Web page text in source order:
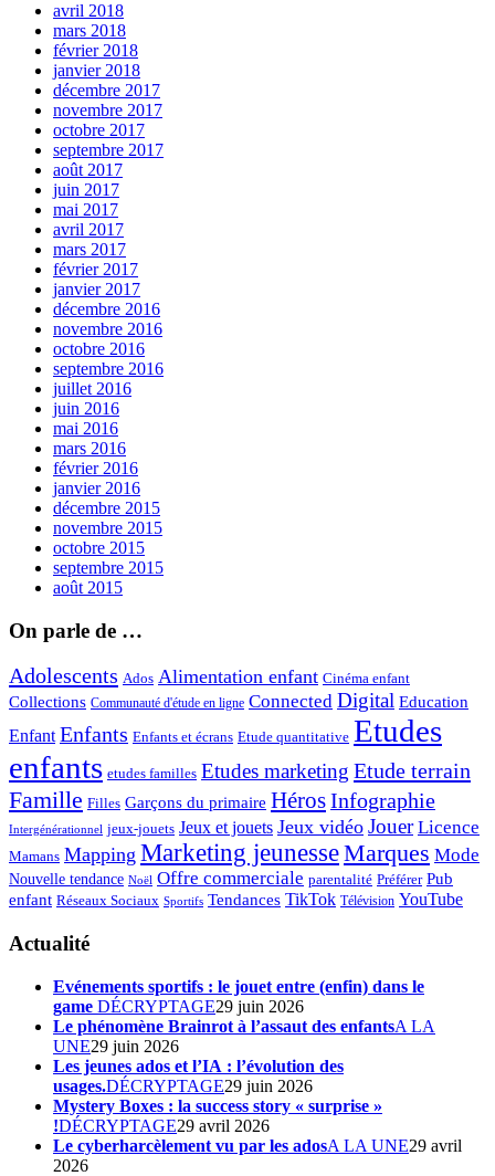
avril 2018
mars 2018
février 2018
janvier 2018
décembre 2017
novembre 2017
octobre 2017
septembre 2017
août 2017
juin 2017
mai 2017
avril 2017
mars 2017
février 2017
janvier 2017
décembre 2016
novembre 2016
octobre 2016
septembre 2016
juillet 2016
juin 2016
mai 2016
mars 2016
février 2016
janvier 2016
décembre 2015
novembre 2015
octobre 2015
septembre 2015
août 2015
On parle de …
Adolescents Ados Alimentation enfant Cinéma enfant
Collections Communauté d'étude en ligne Connected Digital Education
Enfant Enfants Enfants et écrans Etude quantitative Etudes
enfants etudes familles Etudes marketing Etude terrain
Famille Filles Garçons du primaire HérosInfographie
Intergénérationnel jeux-jouets Jeux et jouets Jeux vidéo Jouer Licence
Mamans Mapping Marketing jeunesseMarques Mode
Nouvelle tendance Noël Offre commerciale parentalité Préférer Pub
enfant Réseaux Sociaux Sportifs Tendances TikTok Télévision YouTube
Actualité
Evénements sportifs : le jouet entre (enfin) dans le
game DÉCRYPTAGE29 juin 2026
Le phénomène Brainrot à l’assaut des enfantsA LA
UNE29 juin 2026
Les jeunes ados et l’IA : l’évolution des
usages.DÉCRYPTAGE29 juin 2026
Mystery Boxes : la success story « surprise »
!DÉCRYPTAGE29 avril 2026
Le cyberharcèlement vu par les adosA LA UNE29 avril
2026